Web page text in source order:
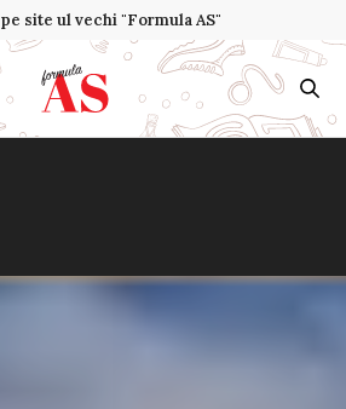
pe site ul vechi "Formula AS"